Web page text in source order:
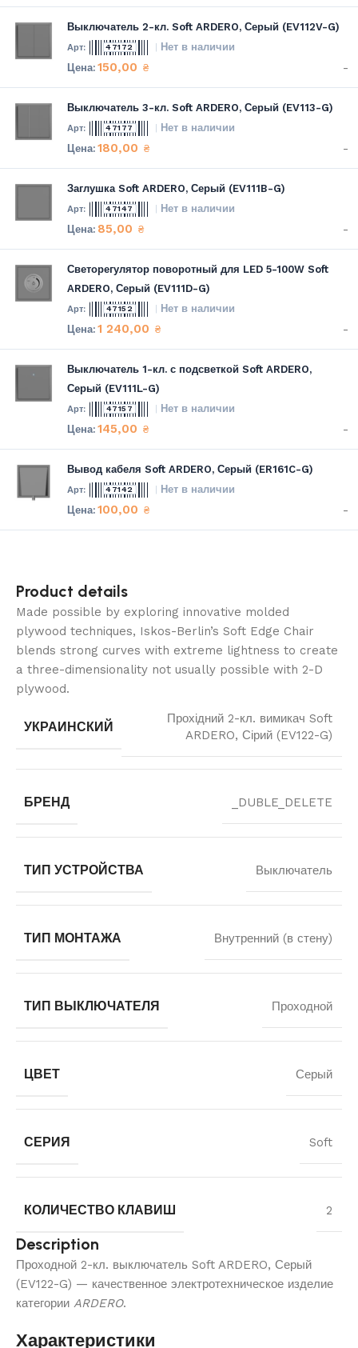
Выключатель 2-кл. Soft ARDERO, Серый (EV112V-G)
47172 Нет в наличии
150,00 ₴ -
Выключатель 3-кл. Soft ARDERO, Серый (EV113-G)
47177 Нет в наличии
180,00 ₴ -
Заглушка Soft ARDERO, Серый (EV111B-G)
47147 Нет в наличии
85,00 ₴ -
Светорегулятор поворотный для LED 5-100W Soft
ARDERO, Серый (EV111D-G)
47152 Нет в наличии
1 240,00 ₴ -
Выключатель 1-кл. с подсветкой Soft ARDERO,
Серый (EV111L-G)
47157 Нет в наличии
145,00 ₴ -
Вывод кабеля Soft ARDERO, Серый (ER161C-G)
47142 Нет в наличии
100,00 ₴ -
Product details
Made possible by exploring innovative molded
plywood techniques, Iskos-Berlin’s Soft Edge Chair
blends strong curves with extreme lightness to create
a three-dimensionality not usually possible with 2-D
plywood.
УКРАИНСКИЙ
Прохідний 2-кл. вимикач Soft
ARDERO, Сірий (EV122-G)
БРЕНД _DUBLE_DELETE
ТИП УСТРОЙСТВА Выключатель
ТИП МОНТАЖА Внутренний (в стену)
ТИП ВЫКЛЮЧАТЕЛЯ Проходной
ЦВЕТ Серый
СЕРИЯ Soft
КОЛИЧЕСТВО КЛАВИШ 2
Description
Проходной 2-кл. выключатель Soft ARDERO, Серый
(EV122-G) — качественное электротехническое изделие
категории ARDERO.
Характеристики